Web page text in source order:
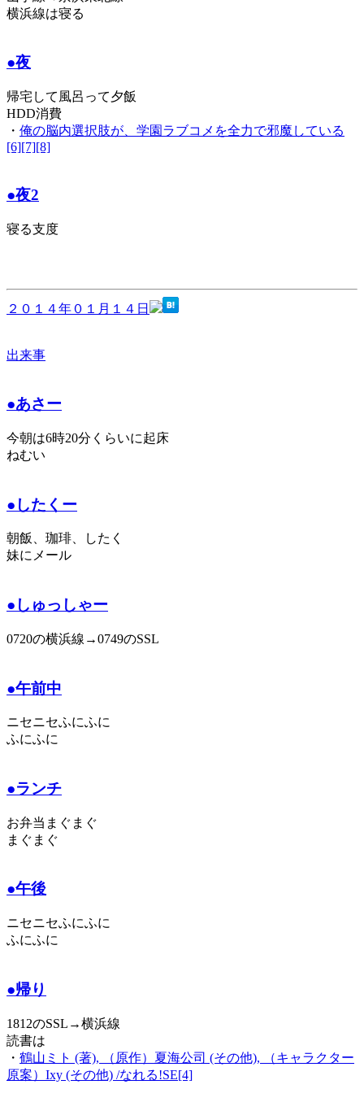
横浜線は寝る
●夜
帰宅して風呂って夕飯
HDD消費
・ 俺の脳内選択肢が、学園ラブコメを全力で邪魔している
[6][7][8]
●夜2
寝る支度
２０１４年０１月１４日
出来事
●あさー
今朝は6時20分くらいに起床
ねむい
●したくー
朝飯、珈琲、したく
妹にメール
●しゅっしゃー
0720の横浜線→0749のSSL
●午前中
ニセニセふにふに
ふにふに
●ランチ
お弁当まぐまぐ
まぐまぐ
●午後
ニセニセふにふに
ふにふに
●帰り
1812のSSL→横浜線
読書は
・ 鶴山ミト (著), （原作）夏海公司 (その他), （キャラクター
原案）Ixy (その他) /なれる!SE[4]